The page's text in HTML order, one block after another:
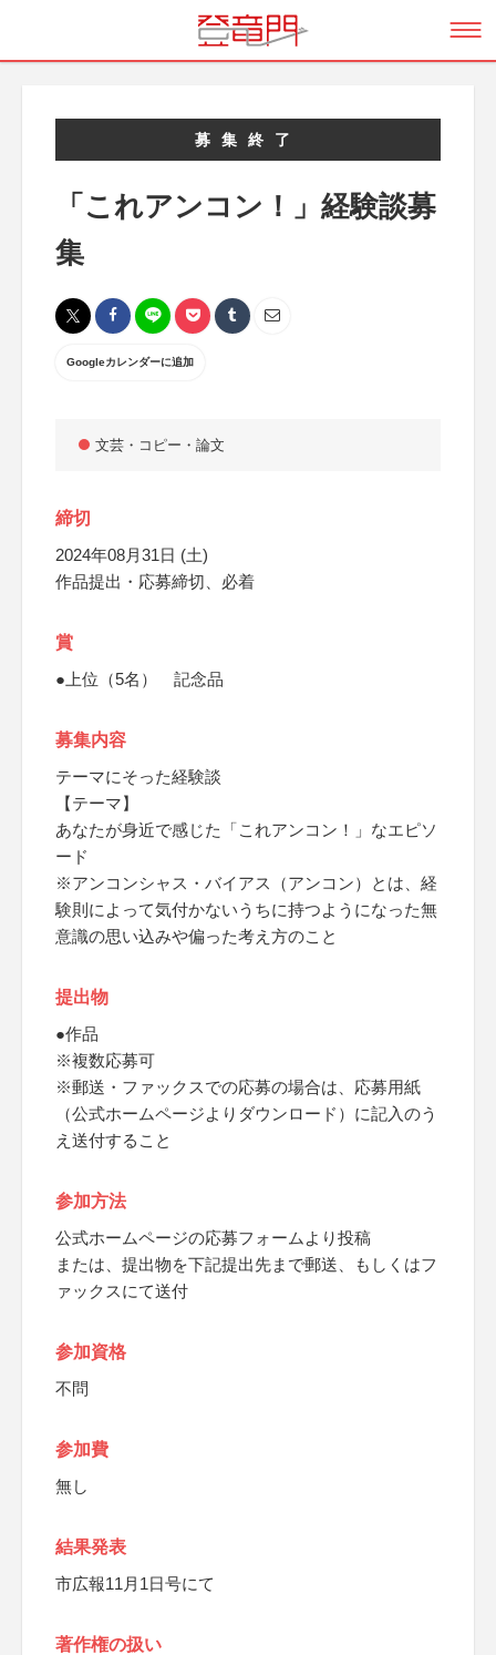
募集終了
「これアンコン！」経験談募
集
Googleカレンダーに追加
文芸・コピー・論文
締切
2024年08月31日 (土)
作品提出・応募締切、必着
賞
●上位（5名） 記念品
募集内容
テーマにそった経験談
【テーマ】
あなたが身近で感じた「これアンコン！」なエピソ
ード
※アンコンシャス・バイアス（アンコン）とは、経
験則によって気付かないうちに持つようになった無
意識の思い込みや偏った考え方のこと
提出物
●作品
※複数応募可
※郵送・ファックスでの応募の場合は、応募用紙
（公式ホームページよりダウンロード）に記入のう
え送付すること
参加方法
公式ホームページの応募フォームより投稿
または、提出物を下記提出先まで郵送、もしくはフ
ァックスにて送付
参加資格
不問
参加費
無し
結果発表
市広報11月1日号にて
著作権の扱い